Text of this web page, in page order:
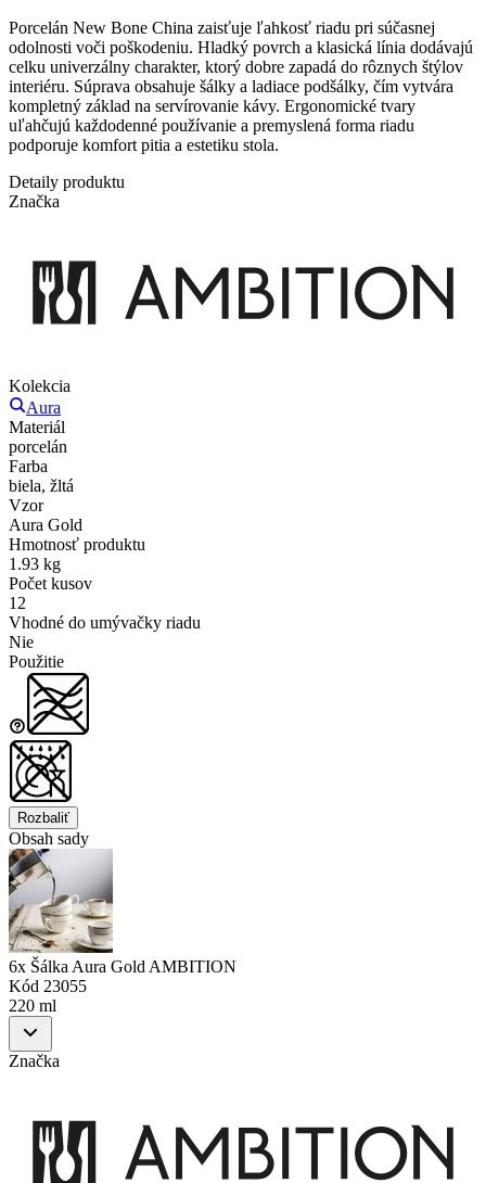
Porcelán New Bone China zaisťuje ľahkosť riadu pri súčasnej
odolnosti voči poškodeniu. Hladký povrch a klasická línia dodávajú
celku univerzálny charakter, ktorý dobre zapadá do rôznych štýlov
interiéru. Súprava obsahuje šálky a ladiace podšálky, čím vytvára
kompletný základ na servírovanie kávy. Ergonomické tvary
uľahčujú každodenné používanie a premyslená forma riadu
podporuje komfort pitia a estetiku stola.
Detaily produktu
Značka
Kolekcia
Aura
Materiál
porcelán
Farba
biela, žltá
Vzor
Aura Gold
Hmotnosť produktu
1.93 kg
Počet kusov
12
Vhodné do umývačky riadu
Nie
Použitie
Rozbaliť
Obsah sady
6x Šálka Aura Gold AMBITION
Kód 23055
220 ml
Značka